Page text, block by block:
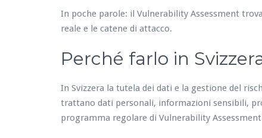
In poche parole: il Vulnerability Assessment
reale e le catene di attacco.
Perché farlo in
In Svizzera la tutela dei dati e la gestione del
trattano dati personali, informazioni sensibili,
programma regolare di Vulnerability